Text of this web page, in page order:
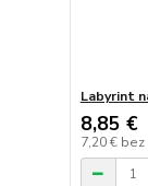
Labyrint
8,85 €
7,20 € bez